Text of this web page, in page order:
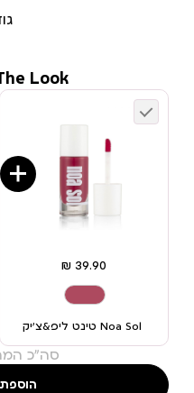
Noa Sol טינט ליפ&צ’יק
Look
סה"כ